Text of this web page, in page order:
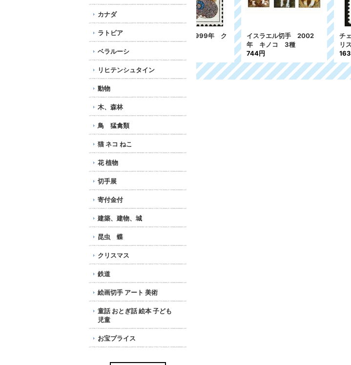
カナダ
ラトビア
ベラルーシ
リヒテンシュタイン
動物
木、森林
鳥 猛禽類
猫 ネコ ねこ
花 植物
切手展
寄付金付
建築、建物、城
昆虫 蝶
クリスマス
鉄道
絵画切手 アート 美術
童話 おとぎ話 絵本 子ども
児童
お宝プライス
イスラエル切手 2002
年 キノコ 3種
744円
チェコ切手 1997年 ク
リスマス 1種
タイ切手 2001
コ タモギタケ